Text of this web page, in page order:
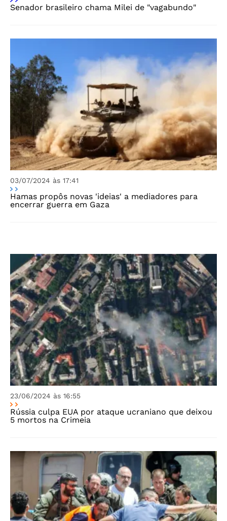
Senador brasileiro chama Milei de "vagabundo"
03/07/2024 às 17:41
Hamas propôs novas 'ideias' a mediadores para
encerrar guerra em Gaza
23/06/2024 às 16:55
Rússia culpa EUA por ataque ucraniano que deixou
5 mortos na Crimeia